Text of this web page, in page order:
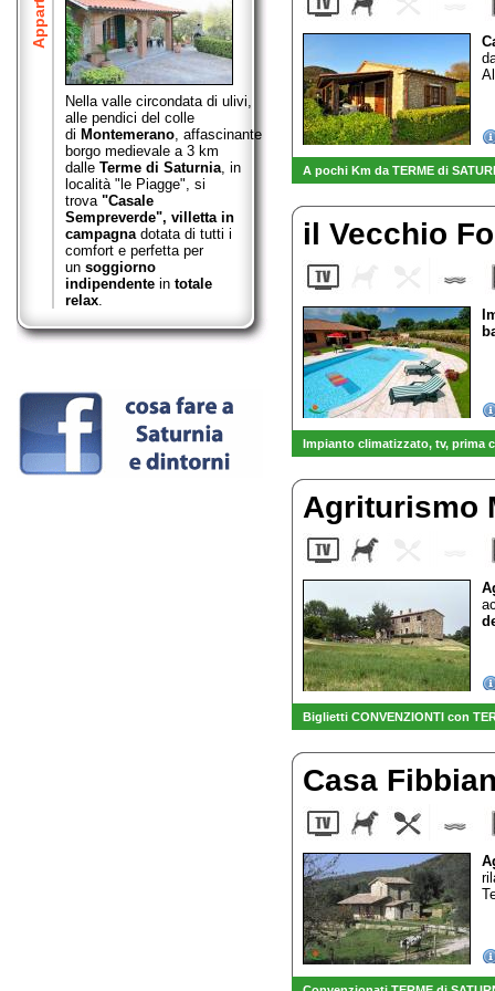
Nella valle circondata di ulivi,
alle pendici del colle
di Montemerano, affascinante
borgo medievale a 3 km
dalle Terme di Saturnia, in
località "le Piagge", si
trova "Casale
Sempreverde", villetta in
campagna dotata di tutti i
comfort e perfetta per
un soggiorno
indipendente in totale
relax.
A pochi Km da TERME di
il Vecchio
Impianto climatizzato, tv, prima
Agriturismo
Biglietti CONVENZIONTI con
Casa